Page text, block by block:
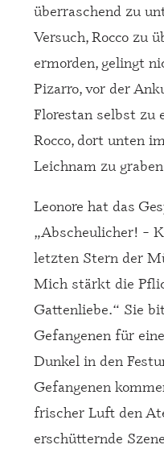
überraschend zu
Versuch, Rocco zu
ermorden, gelingt
Pizarro, vor der
Florestan selbst zu
Rocco, dort unten
Leichnam zu
Leonore hat das
„Abscheulicher! –
letzten Stern der
Mich stärkt die
Gattenliebe.“ Sie
Gefangenen für
Dunkel in den
Gefangenen
frischer Luft den
erschütternde